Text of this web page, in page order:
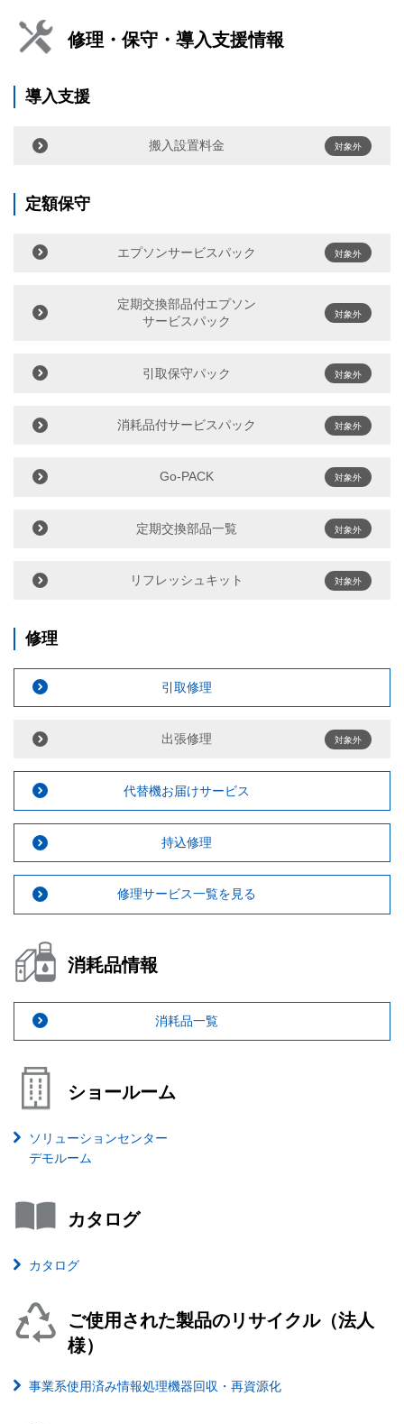
修理・保守・導入支援情報
導入支援
搬入設置料金 対象外
定額保守
エプソンサービスパック 対象外
定期交換部品付エプソン
サービスパック
対象外
引取保守パック 対象外
消耗品付サービスパック 対象外
Go-PACK 対象外
定期交換部品一覧 対象外
リフレッシュキット 対象外
修理
引取修理
出張修理 対象外
代替機お届けサービス
持込修理
修理サービス一覧を見る
消耗品情報
消耗品一覧
ショールーム
ソリューションセンター
デモルーム
カタログ
カタログ
ご使用された製品のリサイクル（法人
様）
事業系使用済み情報処理機器回収・再資源化